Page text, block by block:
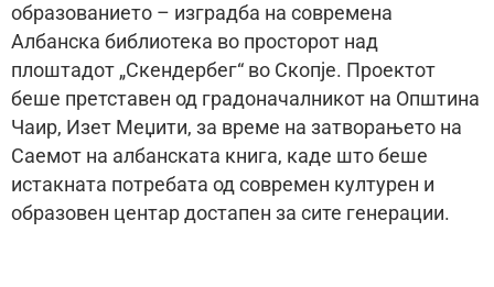
образованието – изградба на современа
Албанска библиотека во просторот над
плоштадот „Скендербег“ во Скопје. Проектот
беше претставен од градоначалникот на Општина
Чаир, Изет Меџити, за време на затворањето на
Саемот на албанската книга, каде што беше
истакната потребата од современ културен и
образовен центар достапен за сите генерации.